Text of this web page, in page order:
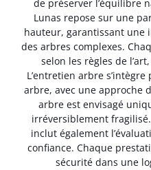
de préserver l’équilibre
Lunas repose sur une
hauteur, garantissant une
des arbres complexes.
selon les règles de
L’entretien arbre
arbre, avec une approche
arbre est envisagé
irréversible­ment
inclut également
confiance. Chaque
sécurité dans une